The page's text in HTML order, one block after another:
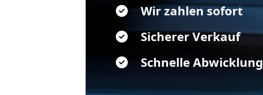
Wir zahlen sofort
Sicherer Verkauf
Schnelle Abwicklung